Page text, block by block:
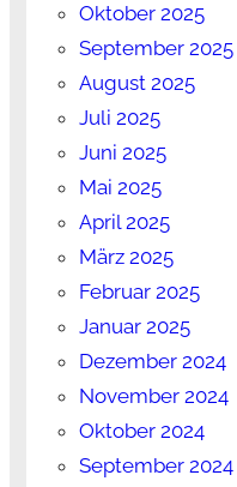
Oktober 2025
September 2025
August 2025
Juli 2025
Juni 2025
Mai 2025
April 2025
März 2025
Februar 2025
Januar 2025
Dezember 2024
November 2024
Oktober 2024
September 2024